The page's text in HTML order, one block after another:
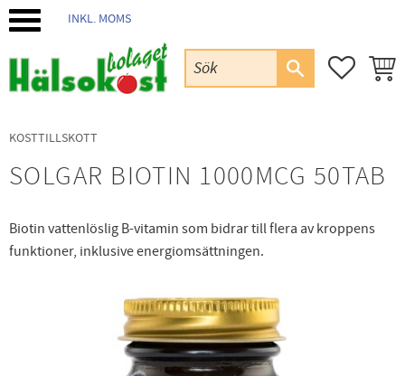
INKL. MOMS
KOSTTILLSKOTT
SOLGAR BIOTIN 1000MCG 50TAB
Biotin vattenlöslig B-vitamin som bidrar till flera av kroppens
funktioner, inklusive energiomsättningen.